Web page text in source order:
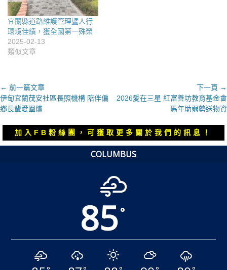
宜蘭縣道路維護管理暨人行
環境佳績，獲全國第一殊榮
2025-02-13
類似文章
文
章
導
覽
← 前一篇文章
上
一
章：
伊甸宜蘭茂安社區長照機構 陪伴偏
鄉長輩愛圍爐
下一頁 →
下
文
章：
2026愛在三星 紅富善坊教育基金會
馬年助弱勢送物資
加入FB粉絲團，可獲取更多關於我們的訊息！
COLUMBUS
85°